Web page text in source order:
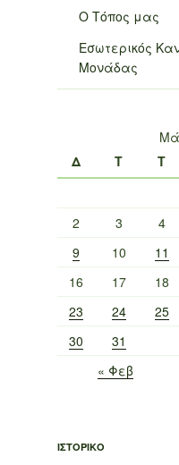
Ο Τόπος μας
Εσωτερικός
Μονάδας
Δ
Τ Τ
2
3 4
9
10 11
16
17 18
23
24 25
30
31
« Φεβ
ΙΣΤΟΡΙΚΌ